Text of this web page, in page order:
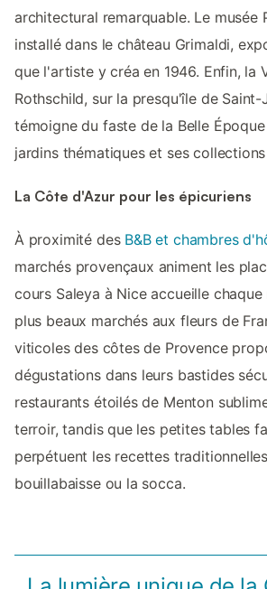
architectural remarquable. Le musée
installé dans le château Grimaldi,
que l'artiste y créa en 1946. Enfin, la
Rothschild, sur la presqu'île de Saint-
témoigne du faste de la Belle
jardins thématiques et ses
La Côte d'Azur pour les épicuriens
À proximité des B&B et chambres
marchés provençaux animent les
cours Saleya à Nice accueille
plus beaux marchés aux fleurs de
viticoles des côtes de Provence
dégustations dans leurs bastides
restaurants étoilés de Menton
terroir, tandis que les petites tables
perpétuent les recettes
bouillabaisse ou la socca.